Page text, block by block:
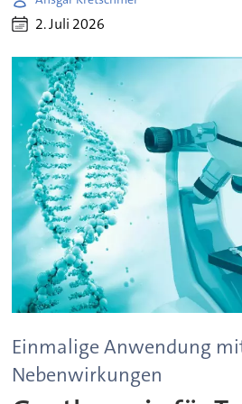
2. Juli 2026
Einmalige Anwendung
Nebenwirkungen